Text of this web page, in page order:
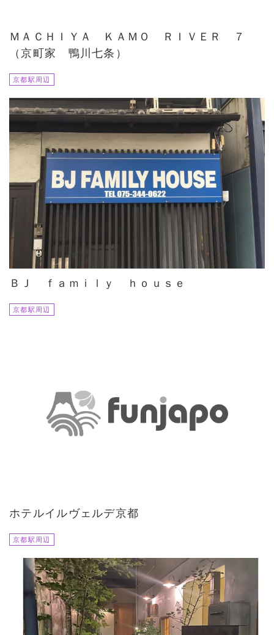
ＭＡＣＨＩＹＡ ＫＡＭＯ ＲＩＶＥＲ ７
（京町家 鴨川七条）
京都駅周辺
ＢＪ ｆａｍｉｌｙ ｈｏｕｓｅ
京都駅周辺
ホテルイルヴェルデ京都
京都駅周辺